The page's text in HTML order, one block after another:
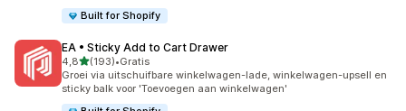
Built for Shopify
EA • Sticky Add to Cart Drawer
4,8van 5 sterren
(193)
193 recensies in totaal
•Gratis
Groei via uitschuifbare winkelwagen-lade, winkelwagen-upsell en
sticky balk voor 'Toevoegen aan winkelwagen'